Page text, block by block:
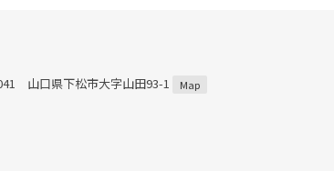
山口県下松市大字山田93-1 Map